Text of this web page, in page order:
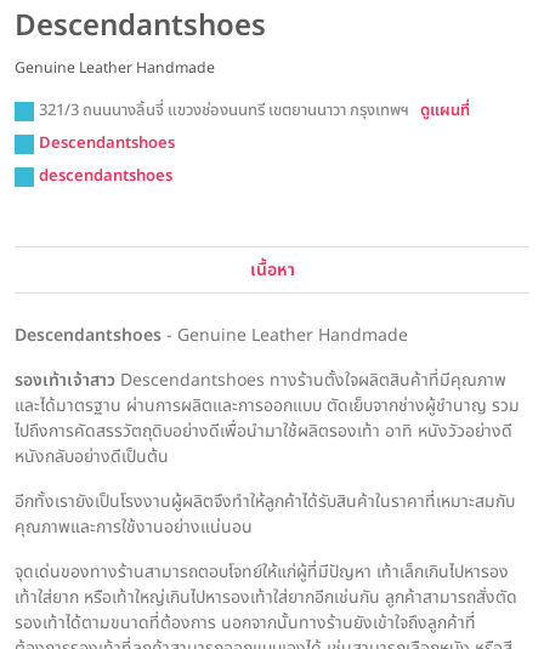
Descendantshoes
Genuine Leather Handmade
321/3 ถนนนางลิ้นจี่ แขวงช่องนนทรี เขตยานนาวา กรุงเทพฯ ดูแผนที่
Descendantshoes
descendantshoes
เนื้อหา
Descendantshoes- Genuine Leather Handmade
รองเท้าเจ้าสาว Descendantshoes ทางร้านตั้งใจผลิตสินค้าที่มีคุณภาพ
และได้มาตรฐาน ผ่านการผลิตและการออกแบบ ตัดเย็บจากช่างผู้ชำนาญ รวม
ไปถึงการคัดสรรวัตถุดิบอย่างดีเพื่อนำมาใช้ผลิตรองเท้า อาทิ หนังวัวอย่างดี
หนังกลับอย่างดีเป็นต้น
อีกทั้งเรายังเป็นโรงงานผู้ผลิตจึงทำให้ลูกค้าได้รับสินค้าในราคาที่เหมาะสมกับ
คุณภาพและการใช้งานอย่างแน่นอน
จุดเด่นของทางร้านสามารถตอบโจทย์ให้แก่ผู้ที่มีปัญหา เท้าเล็กเกินไปหารอง
เท้าใส่ยาก หรือเท้าใหญ่เกินไปหารองเท้าใส่ยากอีกเช่นกัน ลูกค้าสามารถสั่งตัด
รองเท้าได้ตามขนาดที่ต้องการ นอกจากนั้นทางร้านยังเข้าใจถึงลูกค้าที่